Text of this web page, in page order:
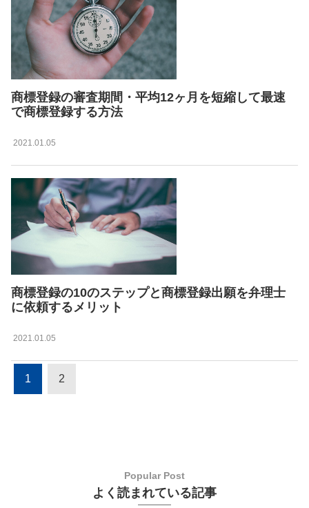
商標登録の審査期間・平均12ヶ月を短縮して最速
で商標登録する方法
2021.01.05
商標登録の10のステップと商標登録出願を弁理士
に依頼するメリット
2021.01.05
1 2
よく読まれている記事